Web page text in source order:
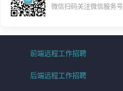
微信扫码关注微信服务号
前端远程工作招聘
后端远程工作招聘